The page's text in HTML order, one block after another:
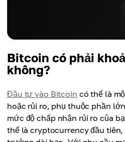
Bitcoin có phải
không?
Đầu tư vào Bitcoin có thể là
hoặc rủi ro, phụ thuộc phần
mức độ chấp nhận rủi ro của
thế là cryptocurrency đầu